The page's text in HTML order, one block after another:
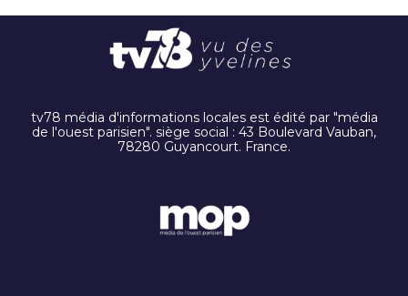
tv78 média d'informations locales est édité par "média
de l'ouest parisien". siège social : 43 Boulevard Vauban,
78280 Guyancourt. France.